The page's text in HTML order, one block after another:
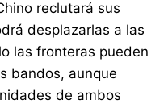
reclutará sus
desplazarlas a las
las fronteras pueden
bandos, aunque
de ambos